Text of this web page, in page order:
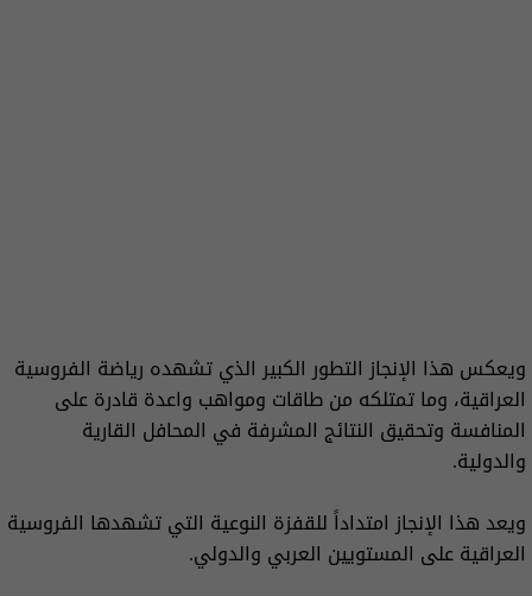
ويعكس هذا الإنجاز التطور الكبير الذي تشهده رياضة الفروسية
العراقية، وما تمتلكه من طاقات ومواهب واعدة قادرة على
المنافسة وتحقيق النتائج المشرفة في المحافل القارية
والدولية.
ويعد هذا الإنجاز امتداداً للقفزة النوعية التي تشهدها الفروسية
العراقية على المستويين العربي والدولي.